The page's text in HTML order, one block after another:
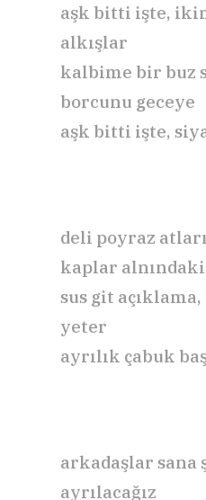
aşk bitti işte,
alkışlar
kalbime bir buz
borcunu geceye
aşk bitti işte,
deli poyraz
kaplar
sus git
yeter
ayrılık çabuk
arkadaşlar sana
ayrılacağız